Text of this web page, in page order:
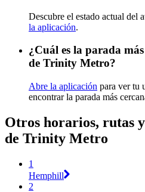
Descubre el estado actual del
la aplicación.
¿Cuál es la parada
de Trinity Metro?
Abre la aplicación para ver tu
encontrar la parada más
Otros horarios, rutas
de Trinity Metro
1
Hemphill
2